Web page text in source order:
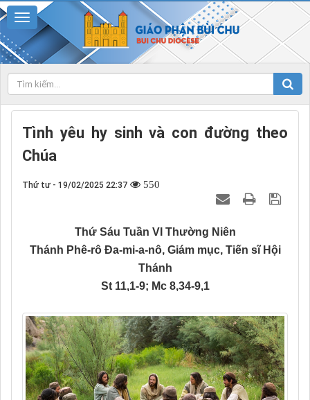
Tình yêu hy sinh và con đường theo
Chúa
Thứ tư - 19/02/2025 22:37 550
Thứ Sáu Tuần VI Thường Niên
Thánh Phê-rô Đa-mi-a-nô, Giám mục, Tiến sĩ Hội
Thánh
St 11,1-9; Mc 8,34-9,1